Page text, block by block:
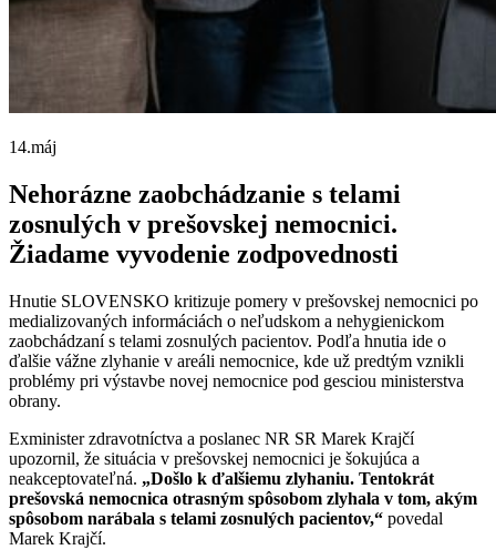
14.máj
Nehorázne zaobchádzanie s telami
zosnulých v prešovskej nemocnici.
Žiadame vyvodenie zodpovednosti
Hnutie SLOVENSKO kritizuje pomery v prešovskej nemocnici po
medializovaných informáciách o neľudskom a nehygienickom
zaobchádzaní s telami zosnulých pacientov. Podľa hnutia ide o
ďalšie vážne zlyhanie v areáli nemocnice, kde už predtým vznikli
problémy pri výstavbe novej nemocnice pod gesciou ministerstva
obrany.
Exminister zdravotníctva a poslanec NR SR Marek Krajčí
upozornil, že situácia v prešovskej nemocnici je šokujúca a
neakceptovateľná. „Došlo k ďalšiemu zlyhaniu. Tentokrát
prešovská nemocnica otrasným spôsobom zlyhala v tom, akým
spôsobom narábala s telami zosnulých pacientov,“ povedal
Marek Krajčí.